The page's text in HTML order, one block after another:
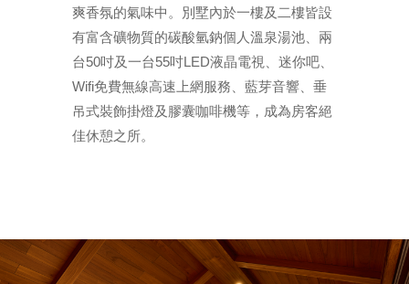
爽香氛的氣味中。別墅內於一樓及二樓皆設
有富含礦物質的碳酸氫鈉個人溫泉湯池、兩
台50吋及一台55吋LED液晶電視、迷你吧、
Wifi免費無線高速上網服務、藍芽音響、垂
吊式裝飾掛燈及膠囊咖啡機等，成為房客絕
佳休憩之所。